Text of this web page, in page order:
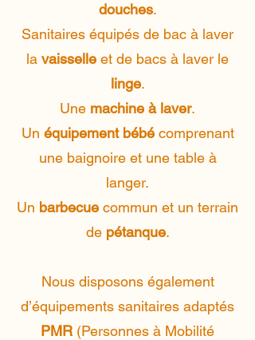
douches.
Sanitaires équipés de bac à laver
la vaisselle et de bacs à laver le
linge.
Une machine à laver.
Un équipement bébé comprenant
une baignoire et une table à
langer.
Un barbecue commun et un terrain
de pétanque.
Nous disposons également
d’équipements sanitaires adaptés
PMR (Personnes à Mobilité